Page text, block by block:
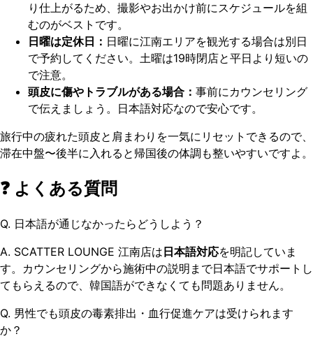
り仕上がるため、撮影やお出かけ前にスケジュールを組
むのがベストです。
日曜は定休日： 日曜に江南エリアを観光する場合は別日
で予約してください。土曜は19時閉店と平日より短いの
で注意。
頭皮に傷やトラブルがある場合： 事前にカウンセリング
で伝えましょう。日本語対応なので安心です。
旅行中の疲れた頭皮と肩まわりを一気にリセットできるので、
滞在中盤〜後半に入れると帰国後の体調も整いやすいですよ。
❓ よくある質問
Q. 日本語が通じなかったらどうしよう？
A. SCATTER LOUNGE 江南店は 日本語対応を明記していま
す。カウンセリングから施術中の説明まで日本語でサポートし
てもらえるので、韓国語ができなくても問題ありません。
Q. 男性でも頭皮の毒素排出・血行促進ケアは受けられます
か？